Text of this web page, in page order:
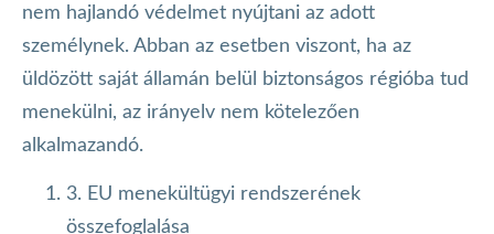
nem hajlandó védelmet nyújtani az adott
személynek. Abban az esetben viszont, ha az
üldözött saját államán belül biztonságos régióba tud
menekülni, az irányelv nem kötelezően
alkalmazandó.
3. EU menekültügyi rendszerének
összefoglalása